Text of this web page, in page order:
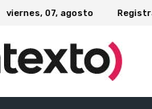
viernes, 07, agosto